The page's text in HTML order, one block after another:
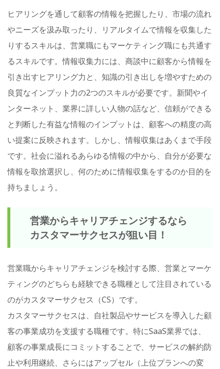
ヒアリングを通して顧客の情報を把握したり、市場の流れ
やニーズを汲み取ったり、リアルタイムで情報を収集した
りするスキルは、営業職にもマーケティング職にも共通す
るスキルです。情報収集力には、商談中に顧客から情報を
引き出すヒアリング力と、知識の引き出しを増やすための
良質なインプット力の2つのスキルが必要です。新聞やイ
ンターネット、業界に詳しい人物の話など、信頼ができる
と判断した有益な情報のインプットは、顧客への精度の高
い提案に反映されます。しかし、情報収集はあくまで手段
です。社会に溢れるあらゆる情報の中から、自分が必要な
情報を取捨選択し、何のために情報収集をするのか目的を
持ちましょう。
営業からキャリアチェンジするなら
カスタマーサクセスが狙い目！
営業職からキャリアチェンジを検討する際、営業とマーケ
ティングのどちらも経験できる職種として注目されている
のがカスタマーサクセス（CS）です。
カスタマーサクセスは、自社製品やサービスを導入した顧
客の事業成功を支援する職種です。特にSaaS業界では、
顧客の事業成長にコミットすることで、サービスの解約防
止や利用継続、さらにはアップセル（上位プランへの変